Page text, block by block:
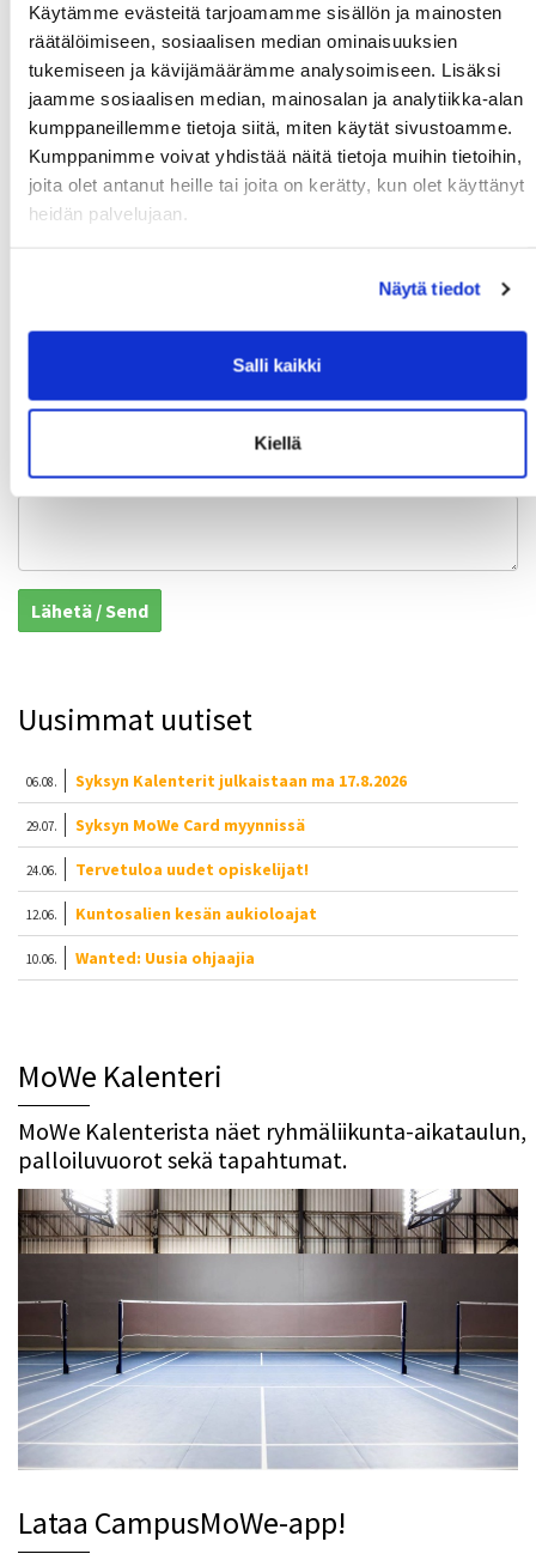
Käytämme evästeitä tarjoamamme sisällön ja mainosten
räätälöimiseen, sosiaalisen median ominaisuuksien
tukemiseen ja kävijämäärämme analysoimiseen. Lisäksi
jaamme sosiaalisen median, mainosalan ja analytiikka-alan
kumppaneillemme tietoja siitä, miten käytät sivustoamme.
Kumppanimme voivat yhdistää näitä tietoja muihin tietoihin,
joita olet antanut heille tai joita on kerätty, kun olet käyttänyt
heidän palvelujaan.
Näytä tiedot
Salli kaikki
Kiellä
Enrollment was:
1= monimutkaista/complex, 5= selkeää/clear
Monimutkaista| Complex
1
4 5
Vapaa palaute | Open feedback:
Lähetä / Send
Uusimmat uutiset
06.08. Syksyn Kalenterit julkaistaan ma 17.8.2026
29.07. Syksyn MoWe Card myynnissä
24.06. Tervetuloa uudet opiskelijat!
12.06. Kuntosalien kesän aukioloajat
10.06. Wanted: Uusia ohjaajia
MoWe Kalenteri
MoWe Kalenterista näet ryhmäliikunta-aikataulun,
palloiluvuorot sekä tapahtumat.
Lataa CampusMoWe-app!